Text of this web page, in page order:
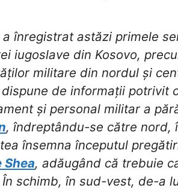
a înregistrat astăzi primele
iugoslave din Kosovo,
militare din nordul și
dispune de informații potrivit
și personal militar a
, îndreptându-se către nord,
însemna începutul
Shea, adăugând că trebuie
schimb, în sud-vest, de-a